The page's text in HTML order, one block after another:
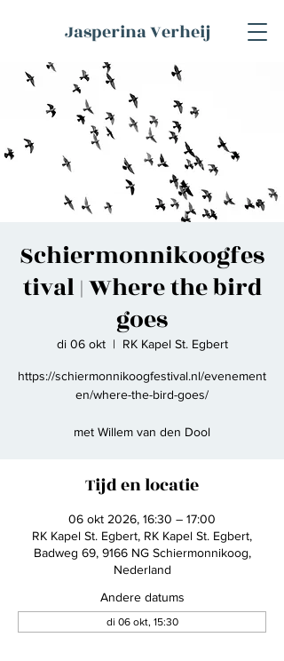
Jasperina Verheij
Schiermonnikoogfes
tival | Where the bird
goes
di 06 okt
  |
RK Kapel St. Egbert
https://schiermonnikoogfestival.nl/evenement
en/where-the-bird-goes/
met Willem van den Dool
Tijd en locatie
06 okt 2026, 16:30 – 17:00
RK Kapel St. Egbert, RK Kapel St. Egbert,
Badweg 69, 9166 NG Schiermonnikoog,
Nederland
Andere datums
di 06 okt, 15:30